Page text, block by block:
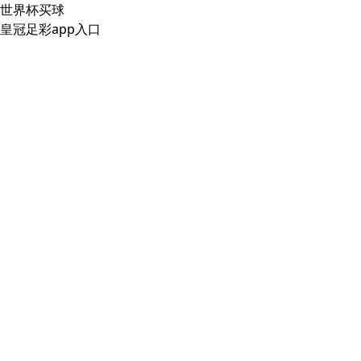
世界杯买球
皇冠足彩app入口